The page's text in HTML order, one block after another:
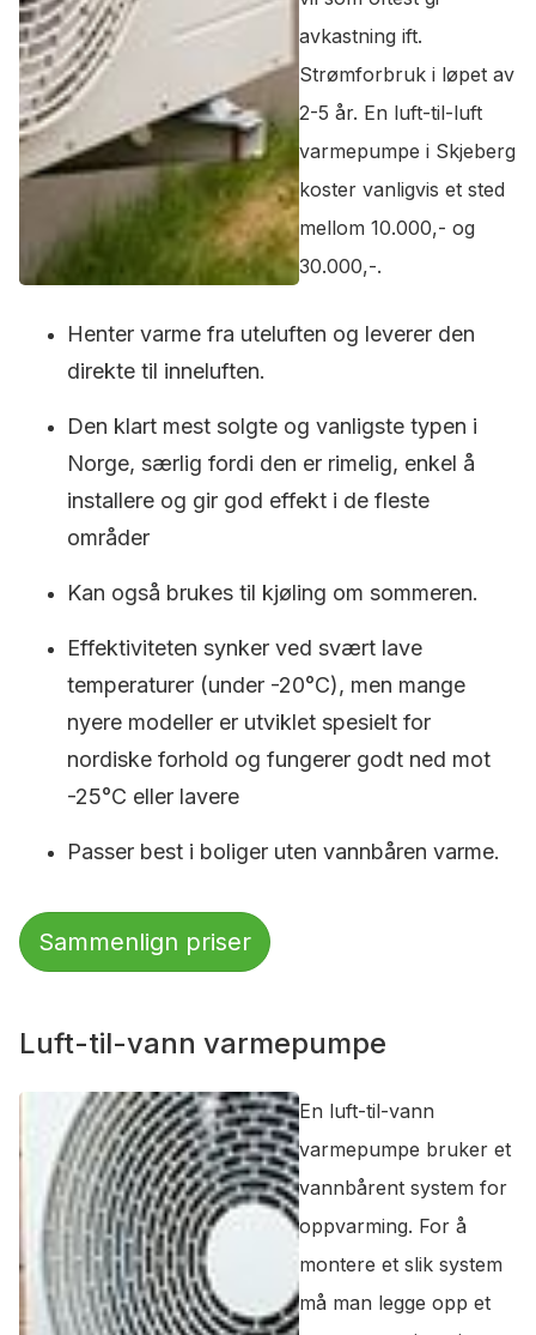
avkastning ift.
Strømforbruk i løpet av
2-5 år. En luft-til-luft
varmepumpe i Skjeberg
koster vanligvis et sted
mellom 10.000,- og
30.000,-.
Henter varme fra uteluften og leverer den
direkte til inneluften.
Den klart mest solgte og vanligste typen i
Norge, særlig fordi den er rimelig, enkel å
installere og gir god effekt i de fleste
områder
Kan også brukes til kjøling om sommeren.
Effektiviteten synker ved svært lave
temperaturer (under -20°C), men mange
nyere modeller er utviklet spesielt for
nordiske forhold og fungerer godt ned mot
-25°C eller lavere
Passer best i boliger uten vannbåren varme.
Sammenlign priser
Luft-til-vann varmepumpe
En luft-til-vann
varmepumpe bruker et
vannbårent system for
oppvarming. For å
montere et slik system
må man legge opp et